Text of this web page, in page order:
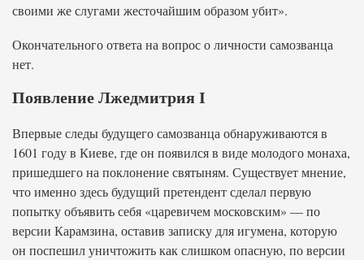
своими же слугами жесточайшим образом убит».
Окончательного ответа на вопрос о личности самозванца
нет.
Появление Лжедмитрия I
Впервые следы будущего самозванца обнаруживаются в
1601 году в Киеве, где он появился в виде молодого монаха,
пришедшего на поклонение святыням. Существует мнение,
что именно здесь будущий претендент сделал первую
попытку объявить себя «царевичем московским» — по
версии Карамзина, оставив записку для игумена, которую
он поспешил уничтожить как слишком опасную, по версии